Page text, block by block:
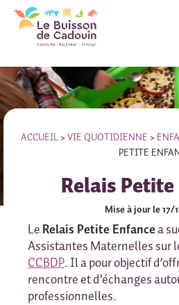
ACCUEIL> VIE QUOTIDIENNE >
PETITE
Relais
Mise à jour le 17/
Le Relais Petite Enfancea
Assistantes Maternelles sur
CCBDP. Il a pour objectif
rencontre et d’échanges
professionnelles.